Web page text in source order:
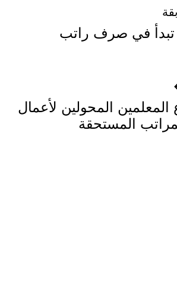
تبدأ في صرف راتب
المحولين لأعمال
المستحقة